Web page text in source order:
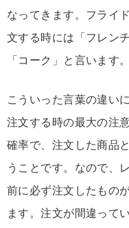
なってきます。フライ
文する時には「フレン
「コーク」と言います。
こういった言葉の違い
注文する時の最大の注
確率で、注文した商品
うことです。なので、
前に必ず注文したもの
ます。注文が間違って